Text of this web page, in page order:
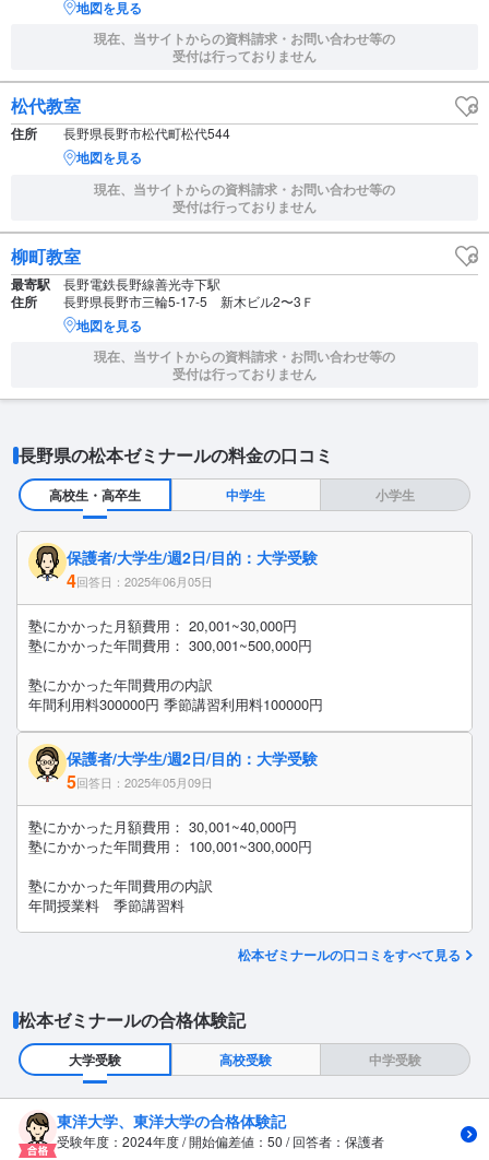
地図を見る
現在、当サイトからの資料請求・お問い合わせ等の
受付は行っておりません
松代教室
住所 長野県長野市松代町松代544
地図を見る
現在、当サイトからの資料請求・お問い合わせ等の
受付は行っておりません
柳町教室
最寄駅 長野電鉄長野線善光寺下駅
住所 長野県長野市三輪5-17-5 新木ビル2〜3Ｆ
地図を見る
現在、当サイトからの資料請求・お問い合わせ等の
受付は行っておりません
長野県の松本ゼミナールの料金の口コミ
高校生・高卒生 中学生 小学生
保護者/大学生/週2日/目的：大学受験
4回答日：2025年06月05日
塾にかかった月額費用： 20,001~30,000円
塾にかかった年間費用： 300,001~500,000円
塾にかかった年間費用の内訳
年間利用料300000円 季節講習利用料100000円
保護者/大学生/週2日/目的：大学受験
5回答日：2025年05月09日
塾にかかった月額費用： 30,001~40,000円
塾にかかった年間費用： 100,001~300,000円
塾にかかった年間費用の内訳
年間授業料 季節講習料
松本ゼミナールの口コミをすべて見る
松本ゼミナールの合格体験記
大学受験 高校受験 中学受験
東洋大学、東洋大学の合格体験記
受験年度：2024年度 / 開始偏差値：50 / 回答者：保護者